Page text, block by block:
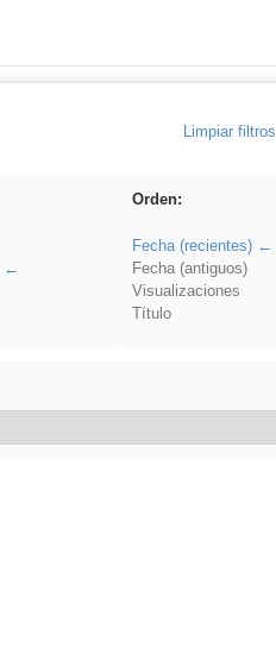
Limpiar filtros
Orden:
Fecha (recientes)
Fecha (antiguos)
Visualizaciones
Título